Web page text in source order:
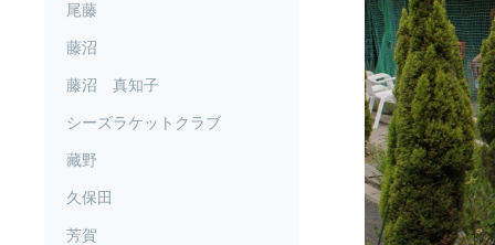
尾藤
藤沼
藤沼 真知子
シーズラケットクラブ
藏野
久保田
芳賀